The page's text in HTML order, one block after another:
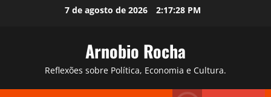
7 de agosto de 2026 2:17:29 PM
Arnobio Rocha
Reflexões sobre Política, Economia e Cultura.